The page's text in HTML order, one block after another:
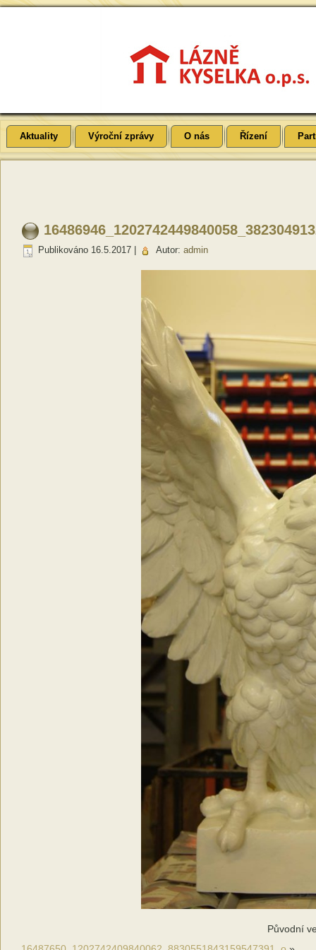
Aktuality Výroční zprávy O nás Řízení
Publikováno 16.5.2017 Autor: admin
Původní